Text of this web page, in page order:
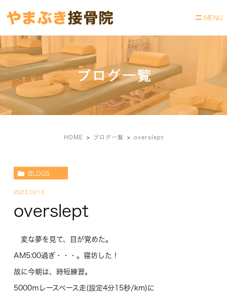
ブログ一覧
HOME ブログ一覧 overslept
BLOGS
2023.10.13
overslept
変な夢を見て、目が覚めた。
AM5:00過ぎ・・・。寝坊した！
故に今朝は、時短練習。
5000ｍレースペース走(設定4分15秒/km)に